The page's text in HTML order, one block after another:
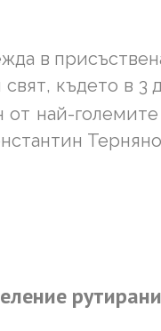
в
където в
от най-
рутирани